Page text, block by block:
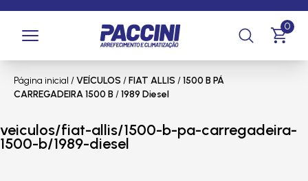
0
Página inicial /VEÍCULOS /FIAT ALLIS /1500 B PÁ
CARREGADEIRA 1500 B /1989 Diesel
veiculos/fiat-allis/1500-b-pa-carregadeira-
1500-b/1989-diesel